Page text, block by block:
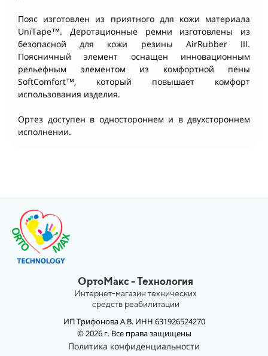
Пояс изготовлен из приятного для кожи материала
UniTape™. Деротационные ремни изготовлены из
безопасной для кожи резины AirRubber III.
Поясничный элемент оснащен инновационным
рельефным элементом из комфортной пены
SoftComfort™, который повышает комфорт
использования изделия.
Ортез доступен в одностороннем и в двухстороннем
исполнении.
ОртоМакс - Технология
Интернет-магазин технических
средств реабилитации
ИП Трифонова А.В. ИНН 631926524270
© 2026 г. Все права защищены
Политика конфиденциальности